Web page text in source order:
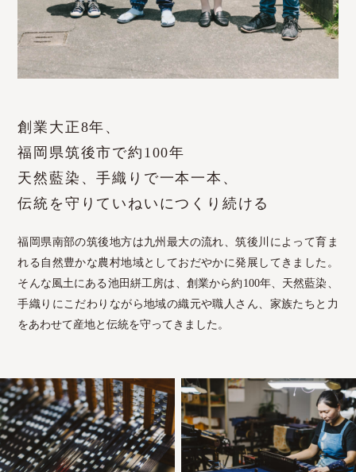
創業大正8年、
福岡県筑後市で約100年
天然藍染、手織りで一本一本、
伝統を守りていねいにつくり続ける
福岡県南部の筑後地方は九州最大の流れ、筑後川によって育ま
れる自然豊かな農村地域としておだやかに発展してきました。
そんな風土にある池田絣工房は、創業から約100年、天然藍染、
手織りにこだわりながら地域の織元や職人さん、家族たちと力
をあわせて産地と伝統を守ってきました。